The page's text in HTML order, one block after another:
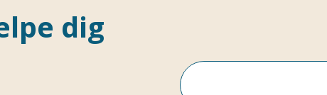
dig